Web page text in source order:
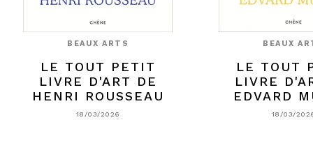
BEAUX ARTS
LE TOUT PETIT
LIVRE D'ART DE
HENRI ROUSSEAU
18/03/2026
BEAUX
LE TOUT
LIVRE
EDVARD
18/03/